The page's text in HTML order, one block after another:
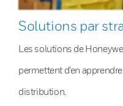
Solutions par
Les solutions de
permettent d’en
distribution.